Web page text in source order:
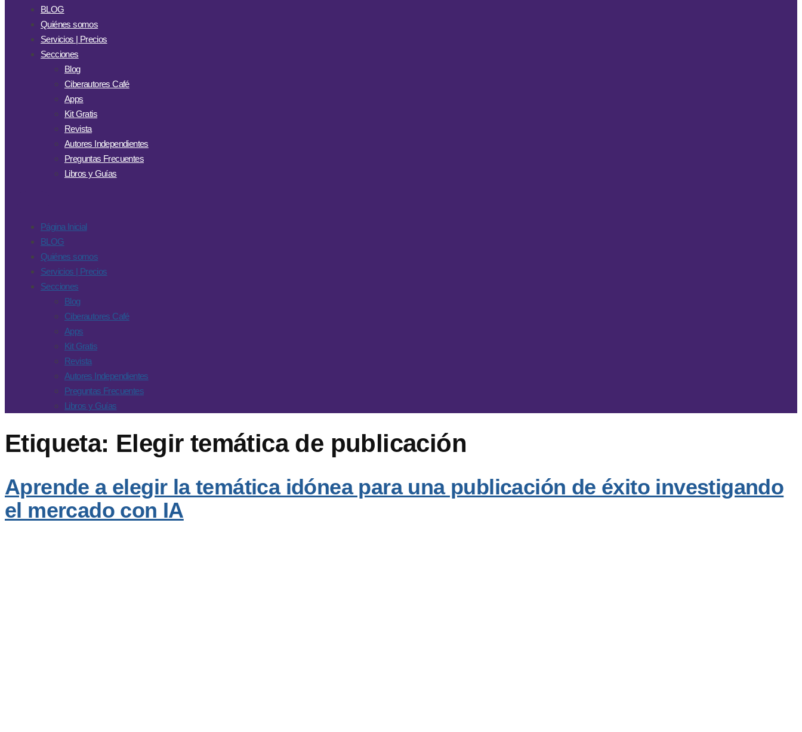
BLOG
Quiénes somos
Servicios | Precios
Secciones
Blog
Ciberautores Café
Apps
Kit Gratis
Revista
Autores Independientes
Preguntas Frecuentes
Libros y Guías
Página Inicial
BLOG
Quiénes somos
Servicios | Precios
Secciones
Blog
Ciberautores Café
Apps
Kit Gratis
Revista
Autores Independientes
Preguntas Frecuentes
Libros y Guías
Etiqueta: Elegir temática de publicación
Aprende a elegir la temática idónea para una publicación de éxito investigando
el mercado con IA